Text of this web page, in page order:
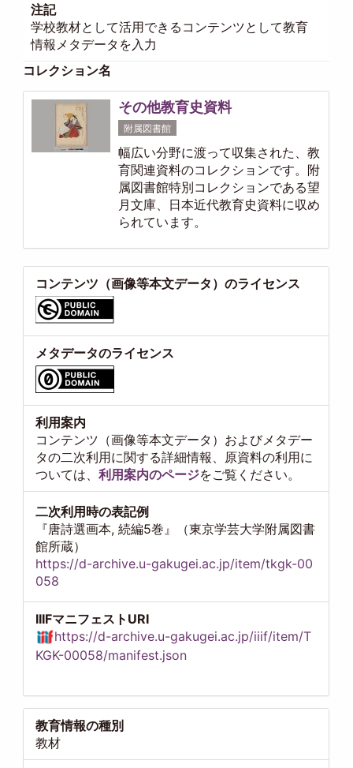
注記
学校教材として活用できるコンテンツとして教育
情報メタデータを入力
コレクション名
その他教育史資料
附属図書館
幅広い分野に渡って収集された、教
育関連資料のコレクションです。附
属図書館特別コレクションである望
月文庫、日本近代教育史資料に収め
られています。
コンテンツ（画像等本文データ）のライセンス
メタデータのライセンス
利用案内
コンテンツ（画像等本文データ）およびメタデー
タの二次利用に関する詳細情報、原資料の利用に
ついては、利用案内のページをご覧ください。
二次利用時の表記例
『唐詩選画本, 続編5巻』（東京学芸大学附属図書
館所蔵）
https://d-archive.u-gakugei.ac.jp/item/tkgk-00
058
IIIFマニフェストURI
https://d-archive.u-gakugei.ac.jp/iiif/item/T
KGK-00058/manifest.json
教育情報の種別
教材